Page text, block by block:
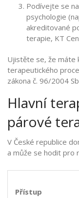
Podívejte se
psychologie
akreditované
terapie, KT
Ujistěte se, že máte
terapeutického
zákona č. 96/2004
Hlavní
párové
V České republice
a může se hodit pro
Přístup